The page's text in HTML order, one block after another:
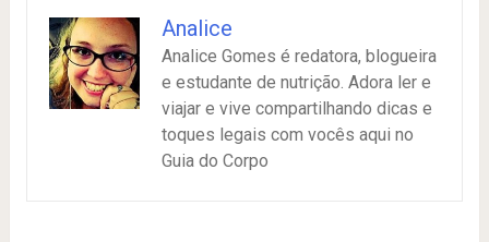
Analice
Analice Gomes é redatora, blogueira
e estudante de nutrição. Adora ler e
viajar e vive compartilhando dicas e
toques legais com vocês aqui no
Guia do Corpo